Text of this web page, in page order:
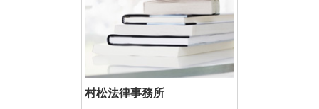
村松法律事務所